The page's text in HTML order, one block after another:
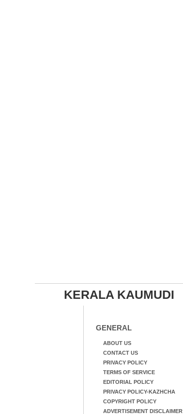
KERALA KAUMUDI
GENERAL
ABOUT US
CONTACT US
PRIVACY POLICY
TERMS OF SERVICE
EDITORIAL POLICY
PRIVACY POLICY-KAZHCHA
COPYRIGHT POLICY
ADVERTISEMENT DISCLAIMER